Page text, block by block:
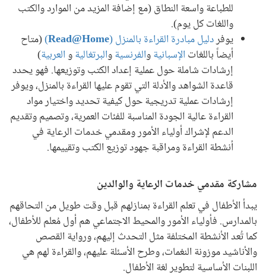
للطباعة واسعة النطاق (مع إضافة المزيد من الموارد والكتب
واللغات كل يوم).
يوفردليل مبادرة القراءة بالمنزل (Read@Home
)(متاح
أيضاً باللغات الإسبانيةوالفرنسيةوالبرتغاليةوالعربية)
إرشادات شاملة حول عملية إعداد الكتب وتوزيعها. فهو يحدد
قاعدة الشواهد والأدلة التي تقوم عليها القراءة بالمنزل، ويوفر
إرشادات عملية تدريجية حول كيفية تحديد واختيار مواد
القراءة عالية الجودة المناسبة للفئات العمرية، وتصميم وتقديم
الدعم لإشراك أولياء الأمور ومقدمي خدمات الرعاية في
أنشطة القراءة ومراقبة جهود توزيع الكتب وتقييمها.
مشاركة مقدمي خدمات الرعاية والوالدين
يبدأ الأطفال في تعلم القراءة بمنازلهم قبل وقت طويل من التحاقهم
بالمدارس. فأولياء الأمور والمحيط الاجتماعي هم أول مُعلم للأطفال،
كما تُعد الأنشطة المختلفة مثل التحدث إليهم، ورواية القصص
والأناشيد موزونة النغمات، وطرح الأسئلة عليهم، والقراءة لهم هي
اللبنات الأساسية لتطوير لغة الأطفال.